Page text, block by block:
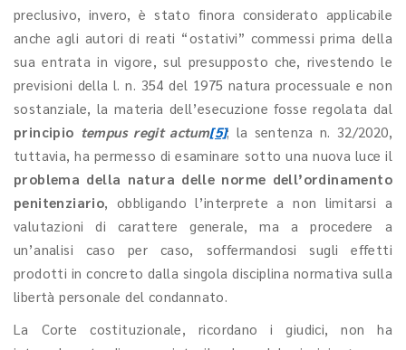
preclusivo, invero, è stato finora considerato applicabile
anche agli autori di reati “ostativi” commessi prima della
sua entrata in vigore, sul presupposto che, rivestendo le
previsioni della l. n. 354 del 1975 natura processuale e non
sostanziale, la materia dell’esecuzione fosse regolata dal
principio tempus regit actum[5]; la sentenza n. 32/2020,
tuttavia, ha permesso di esaminare sotto una nuova luce il
problema della natura delle norme dell’ordinamento
penitenziario, obbligando l’interprete a non limitarsi a
valutazioni di carattere generale, ma a procedere a
un’analisi caso per caso, soffermandosi sugli effetti
prodotti in concreto dalla singola disciplina normativa sulla
libertà personale del condannato.
La Corte costituzionale, ricordano i giudici, non ha